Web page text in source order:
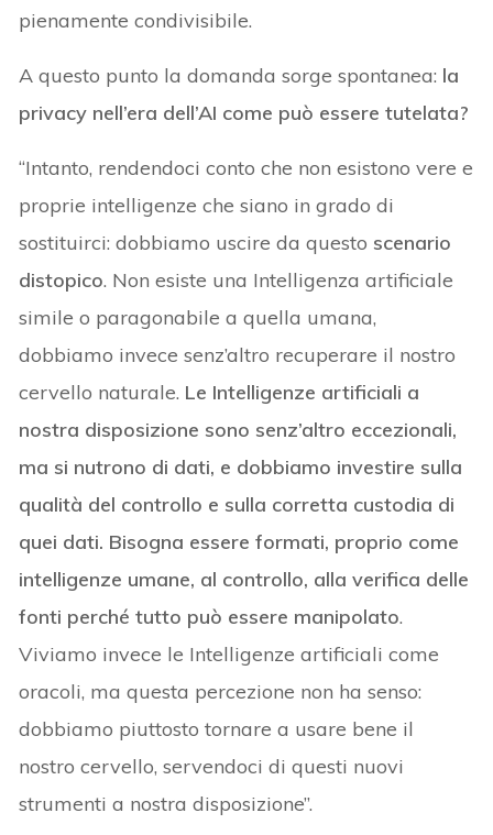
pienamente condivisibile.
A questo punto la domanda sorge spontanea: la
privacy nell’era dell’AI come può essere tutelata?
“Intanto, rendendoci conto che non esistono vere e
proprie intelligenze che siano in grado di
sostituirci: dobbiamo uscire da questo scenario
distopico. Non esiste una Intelligenza artificiale
simile o paragonabile a quella umana,
dobbiamo invece senz’altro recuperare il nostro
cervello naturale. Le Intelligenze artificiali a
nostra disposizione sono senz’altro eccezionali,
ma si nutrono di dati, e dobbiamo investire sulla
qualità del controllo e sulla corretta custodia di
quei dati. Bisogna essere formati, proprio come
intelligenze umane, al controllo, alla verifica delle
fonti perché tutto può essere manipolato.
Viviamo invece le Intelligenze artificiali come
oracoli, ma questa percezione non ha senso:
dobbiamo piuttosto tornare a usare bene il
nostro cervello, servendoci di questi nuovi
strumenti a nostra disposizione”.